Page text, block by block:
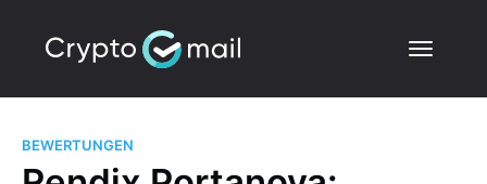
BEWERTUNGEN